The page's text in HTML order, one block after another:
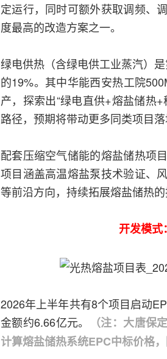
定运行，同时可额外获取调频、
度最高的改造方案之一。
绿电供热（含绿电供工业蒸汽）
的19%。其中华能西安热工院
产，探索出“绿电直供+熔盐储热
路径，预期将带动更多同类项目落
配套压缩空气储能的熔盐储热项
项目涵盖高温熔盐泵技术验证、
等前沿方向，持续拓展熔盐储热的
开发模式
2026年上半年共有8个项目启动
金额约6.66亿元。
（注：大唐保
计算熔盐储热系统EPC中标价格，